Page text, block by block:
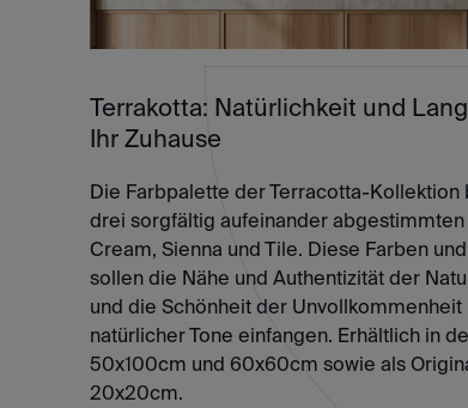
Terrakotta: Natürlichkeit und
Ihr Zuhause
Die Farbpalette der Terracotta-Kollektion
drei sorgfältig aufeinander abgestimmten
Cream, Sienna und Tile. Diese Farben
sollen die Nähe und Authentizität der
und die Schönheit der Unvollkommenheit
natürlicher Tone einfangen. Erhältlich in
50x100cm und 60x60cm sowie als
20x20cm.